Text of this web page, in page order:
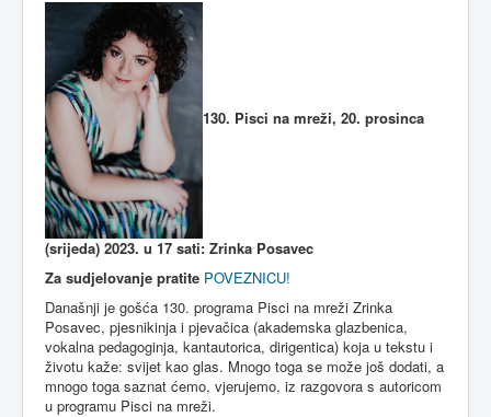
130. Pisci na mreži, 20. prosinca
(srijeda) 2023. u 17 sati: Zrinka Posavec
Za sudjelovanje pratite POVEZNICU!
Današnji je gošća 130. programa Pisci na mreži Zrinka
Posavec, pjesnikinja i pjevačica (akademska glazbenica,
vokalna pedagoginja, kantautorica, dirigentica) koja u tekstu i
životu kaže: svijet kao glas. Mnogo toga se može još dodati, a
mnogo toga saznat ćemo, vjerujemo, iz razgovora s autoricom
u programu Pisci na mreži.